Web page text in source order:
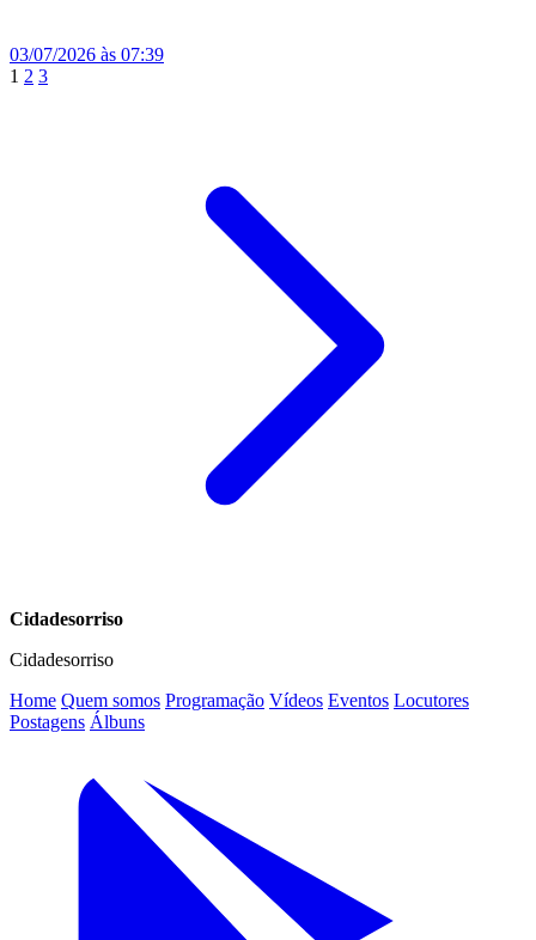
03/07/2026 às 07:39
1 2 3
Cidadesorriso
Cidadesorriso
Home Quem somos Programação Vídeos Eventos Locutores
Postagens Álbuns